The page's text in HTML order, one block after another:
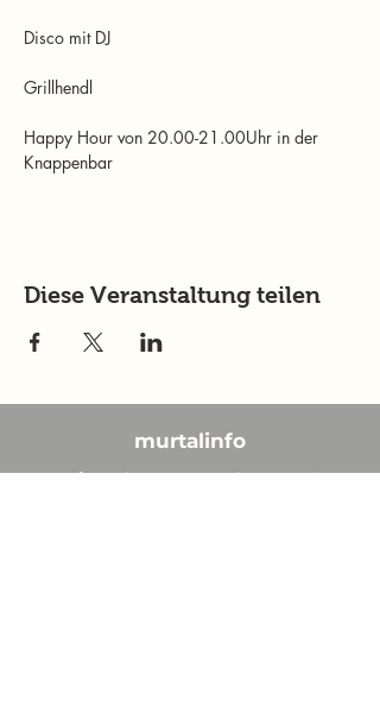
Disco mit DJ
Grillhendl
Happy Hour von 20.00-21.00Uhr in der
Knappenbar
Diese Veranstaltung teilen
murtalinfo
Tel.: +43 (0) 676 4125024